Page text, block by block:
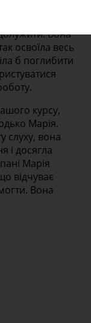
у
коли
Вона
освоїла весь
б поглибити
курсу,
Марія.
слуху, вона
і досягла
Марія
відчуває
Вона